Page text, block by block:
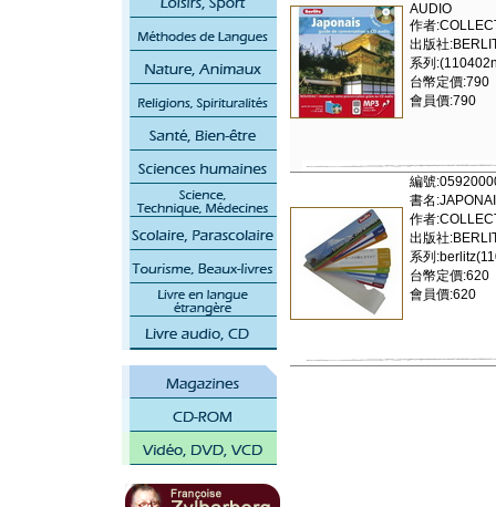
AUDIO
作者
出版社
系列
台幣定價:790
會員價:790
編號
書名
作者
出版社
系列
台幣定價:620
會員價:620